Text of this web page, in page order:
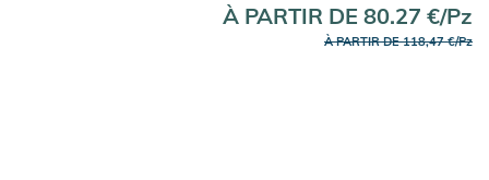
À PARTIR DE 80.27 €/Pz
À PARTIR DE 118,47 €/Pz